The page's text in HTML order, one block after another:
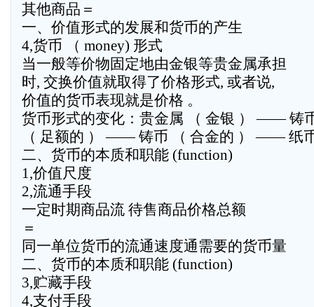
其他商品＝
一、价值形式的发展和货币的产生
4,货币 （ money) 形式
当一般等价物固定地由金银等贵金属承担
时, 交换价值就取得了价格形式, 或者说,
价值的货币表现就是价格 。
货币形式的变化：贵金属 （ 金银 ） —— 铸
（ 足额的 ） —— 铸币 （ 合金的 ） —— 纸
二、货币的本质和职能 (function)
1,价值尺度
2,流通手段
一定时期商品流 待售商品价格总额
＝
同一单位货币的流通速度通需要的货币量
二、货币的本质和职能 (function)
3,贮藏手段
4,支付手段